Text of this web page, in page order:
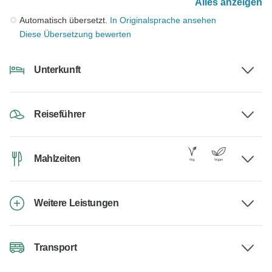
Alles anzeigen
Automatisch übersetzt. In Originalsprache ansehen
Diese Übersetzung bewerten
Unterkunft
Reiseführer
Mahlzeiten
Weitere Leistungen
Transport